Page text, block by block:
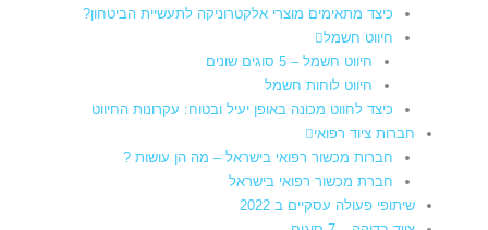
כיצד מתאימים מוצרי אלקטרוניקה לתעשיית הביטחון?
חיווט חשמל
חיווט חשמל – 5 סוגים שונים
חיווט לוחות חשמל​
כיצד לחווט מכונה באופן יעיל ובטוח: עקרונות החיווט
חברות ציוד רפואי
חברות מכשור רפואי בישראל – מה הן עושות ?
חברת מכשור רפואי בישראל
שיתופי פעולה עסקיים ב 2022